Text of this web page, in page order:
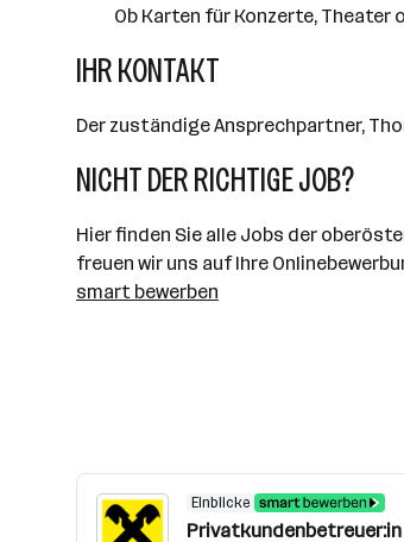
Ob Karten für Konzerte,
IHR KONTAKT
Der zuständige Ansprechpartner,
NICHT DER RICHTIGE JOB?
Hier finden Sie alle Jobs der
freuen wir uns auf Ihre
smart bewerben
Einblicke
Privatkundenbetreuer:in